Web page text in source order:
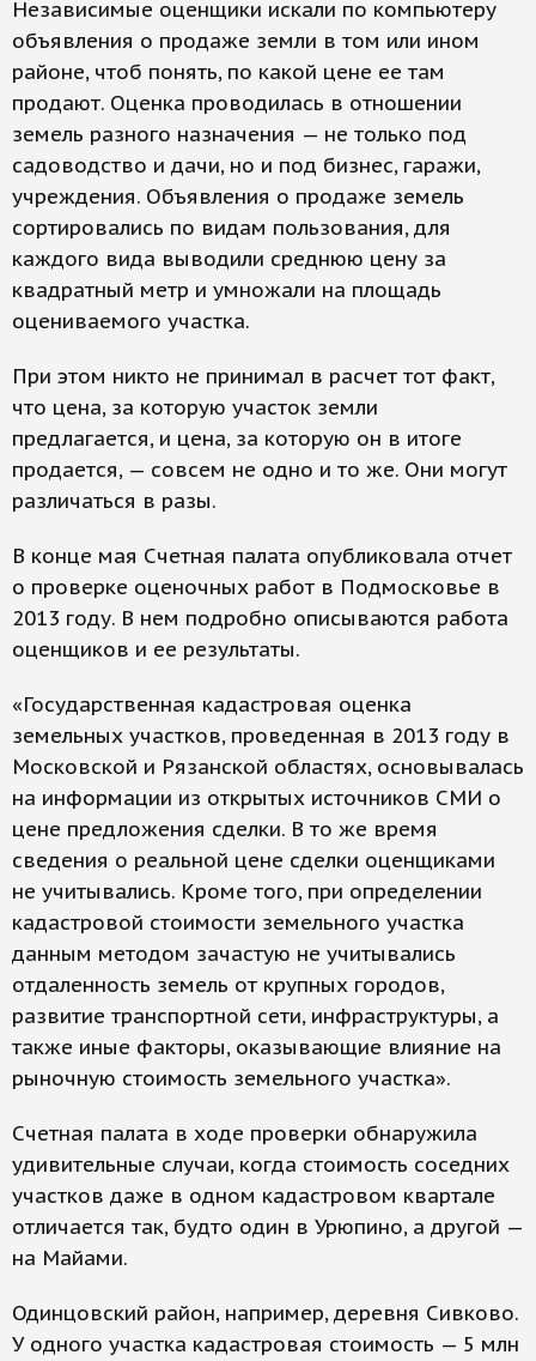
Независимые оценщики искали по компьютеру
объявления о продаже земли в том или ином
районе, чтоб понять, по какой цене ее там
продают. Оценка проводилась в отношении
земель разного назначения — не только под
садоводство и дачи, но и под бизнес, гаражи,
учреждения. Объявления о продаже земель
сортировались по видам пользования, для
каждого вида выводили среднюю цену за
квадратный метр и умножали на площадь
оцениваемого участка.
При этом никто не принимал в расчет тот факт,
что цена, за которую участок земли
предлагается, и цена, за которую он в итоге
продается, — совсем не одно и то же. Они могут
различаться в разы.
В конце мая Счетная палата опубликовала отчет
о проверке оценочных работ в Подмосковье в
2013 году. В нем подробно описываются работа
оценщиков и ее результаты.
«Государственная кадастровая оценка
земельных участков, проведенная в 2013 году в
Московской и Рязанской областях, основывалась
на информации из открытых источников СМИ о
цене предложения сделки. В то же время
сведения о реальной цене сделки оценщиками
не учитывались. Кроме того, при определении
кадастровой стоимости земельного участка
данным методом зачастую не учитывались
отдаленность земель от крупных городов,
развитие транспортной сети, инфраструктуры, а
также иные факторы, оказывающие влияние на
рыночную стоимость земельного участка».
Счетная палата в ходе проверки обнаружила
удивительные случаи, когда стоимость соседних
участков даже в одном кадастровом квартале
отличается так, будто один в Урюпино, а другой —
на Майами.
Одинцовский район, например, деревня Сивково.
У одного участка кадастровая стоимость — 5 млн